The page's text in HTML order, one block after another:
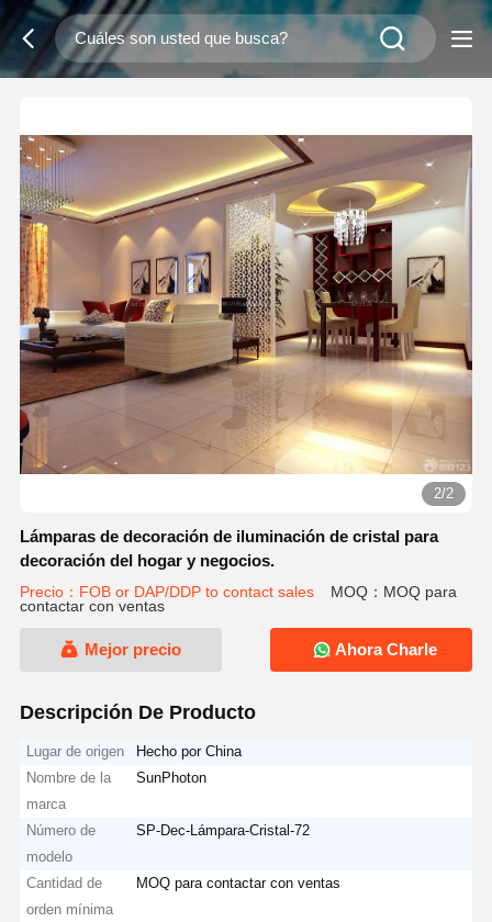
2/2
Lámparas de decoración de iluminación de cristal para
decoración del hogar y negocios.
Precio：FOB or DAP/DDP to contact sales
MOQ：MOQ para
contactar con ventas
Mejor precio Ahora Charle
Descripción De Producto
Lugar de origen
Hecho por China
Nombre de la
marca
SunPhoton
Número de
modelo
SP-Dec-Lámpara-Cristal-72
Cantidad de
orden mínima
MOQ para contactar con ventas